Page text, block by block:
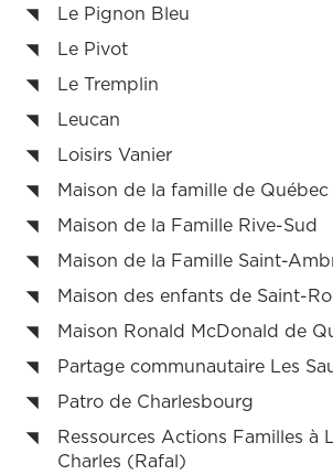
Le Pignon Bleu
Le Pivot
Le Tremplin
Leucan
Loisirs Vanier
Maison de la famille de Québec
Maison de la Famille Rive-Sud
Maison de la Famille Saint-
Maison des enfants de Saint-
Maison Ronald McDonald de
Partage communautaire Les
Patro de Charlesbourg
Ressources Actions Familles à
Charles (Rafal)